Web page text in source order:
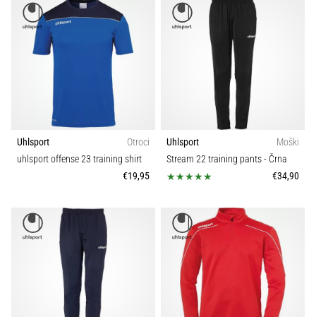
Uhlsport
Otroci
uhlsport offense 23 training shirt
€19,95
Uhlsport
Moški
Stream 22 training pants- Črna
€34,90